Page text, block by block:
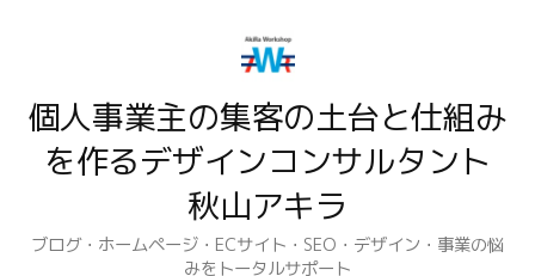
ン
キ
個人事業主の集客の土台と仕組み
を作るデザインコンサルタント
秋山アキラ
ブログ・ホームページ・ECサイト・SEO・デザイン・事業の悩
みをトータルサポート